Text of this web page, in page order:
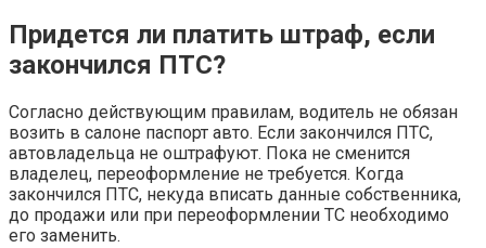
Придется ли платить штраф, если
закончился ПТС?
Согласно действующим правилам, водитель не обязан
возить в салоне паспорт авто. Если закончился ПТС,
автовладельца не оштрафуют. Пока не сменится
владелец, переоформление не требуется. Когда
закончился ПТС, некуда вписать данные собственника,
до продажи или при переоформлении ТС необходимо
его заменить.